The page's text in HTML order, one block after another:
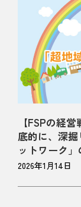
【FSPの経
底的に、深
ットワーク
2026年1月14日